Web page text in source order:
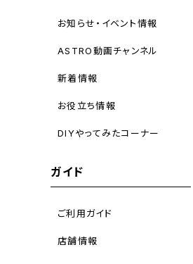
お知らせ・イベント情報
ASTRO動画チャンネル
新着情報
お役立ち情報
DIYやってみたコーナー
ガイド
ご利用ガイド
店舗情報